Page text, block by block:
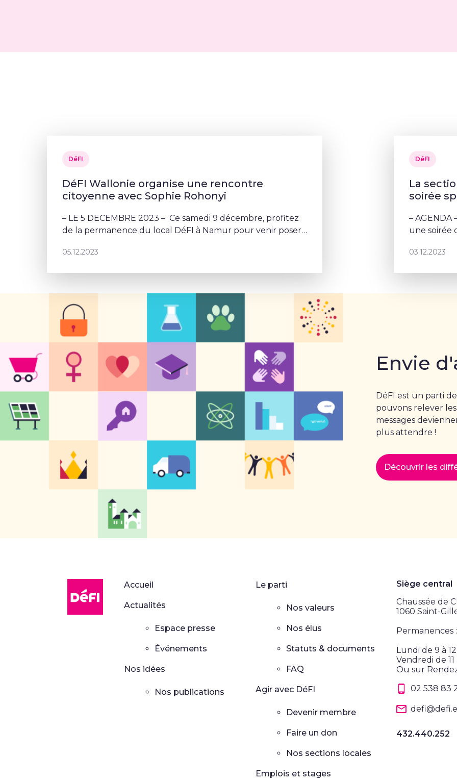
DéFI
DéFI Wallonie organise une rencontre
citoyenne avec Sophie Rohonyi
– LE 5 DECEMBRE 2023 – Ce samedi 9 décembre, profitez
de la permanence du local DéFI à Namur pour venir poser
05.12.2023
DéFI
La
soirée
–
une soirée
03.12.2023
Envie
DéFI est un parti
pouvons relever
messages
plus attendre !
Découvrir les
Accueil
Actualités
Espace presse
Événements
Nos idées
Nos publications
Le parti
Nos valeurs
Nos élus
Statuts & documents
FAQ
Agir avec DéFI
Devenir membre
Faire un don
Nos sections locales
Emplois et stages
Siège central
Chaussée de
1060 Saint-
Permanences :
Lundi de 9 à
Vendredi de 11
Ou sur
02 538 83
432.440.252